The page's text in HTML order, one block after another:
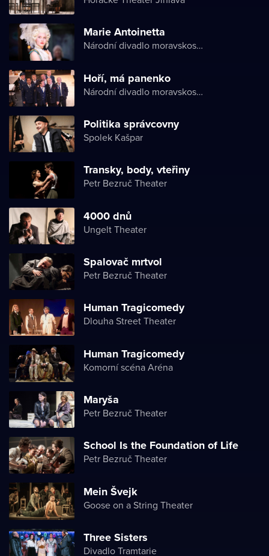
Marie Antoinetta
Národní divadlo moravskoslezské
Hoří, má panenko
Národní divadlo moravskoslezské
Politika správcovny
Spolek Kašpar
Transky, body, vteřiny
Petr Bezruč Theater
4000 dnů
Ungelt Theater
Spalovač mrtvol
Petr Bezruč Theater
Human Tragicomedy
Dlouha Street Theater
Human Tragicomedy
Komorní scéna Aréna
Maryša
Petr Bezruč Theater
School Is the Foundation of Life
Petr Bezruč Theater
Mein Švejk
Goose on a String Theater
Three Sisters
Divadlo Tramtarie